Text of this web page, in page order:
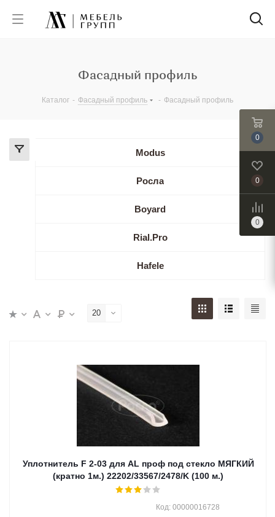
Фасадный профиль
Каталог - Фасадный профиль - Фасадный профиль
Modus
Росла
Boyard
Rial.Pro
Hafele
20
Уплотнитель F 2-03 для AL проф под стекло МЯГКИЙ
(кратно 1м.) 22202/33567/2478/K (100 м.)
Код: 00000016728
0
0
0